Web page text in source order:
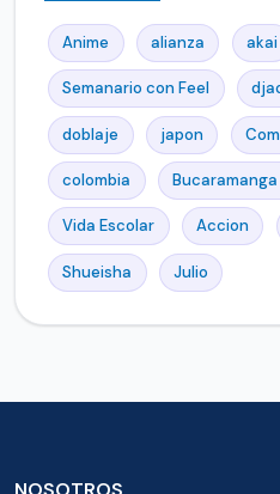
Anime alianza akai
Semanario con Feel
doblaje japon
colombia
Vida Escolar Accion
Shueisha Julio